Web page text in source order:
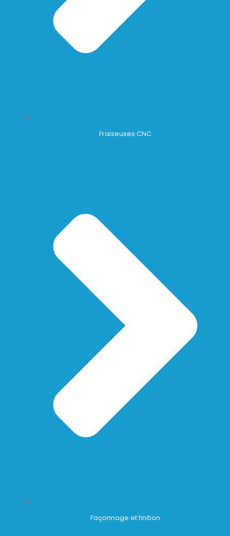
Fraiseuses CNC
Façonnage et finition